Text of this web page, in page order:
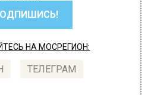
НА МОСРЕГИОН:
ТЕЛЕГРАМ